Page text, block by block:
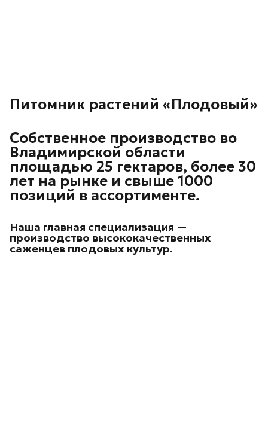
Питомник растений «Плодовый»
Собственное производство во
Владимирской области
площадью 25 гектаров, более 30
лет на рынке и свыше 1000
позиций в ассортименте.
Наша главная специализация —
производство высококачественных
саженцев плодовых культур.